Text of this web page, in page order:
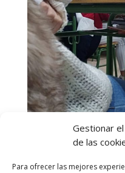
Gestionar
de las
Para ofrecer las mejores